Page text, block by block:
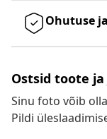
Ohutuse
Ostsid toote
Sinu foto võib
Pildi